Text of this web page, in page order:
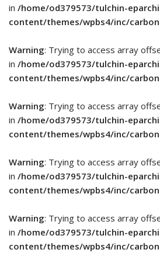
in /home/od379573/tulchin-
content/themes/wpbs4/inc/
Warning: Trying to access array
in /home/od379573/tulchin-
content/themes/wpbs4/inc/
Warning: Trying to access array
in /home/od379573/tulchin-
content/themes/wpbs4/inc/
Warning: Trying to access array
in /home/od379573/tulchin-
content/themes/wpbs4/inc/
Warning: Trying to access array
in /home/od379573/tulchin-
content/themes/wpbs4/inc/